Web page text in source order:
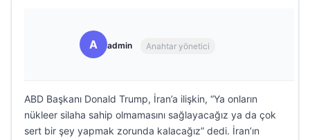
A admin Anahtar yönetici
ABD Başkanı Donald Trump, İran’a ilişkin, “Ya onların
nükleer silaha sahip olmamasını sağlayacağız ya da çok
sert bir şey yapmak zorunda kalacağız” dedi. İran’ın